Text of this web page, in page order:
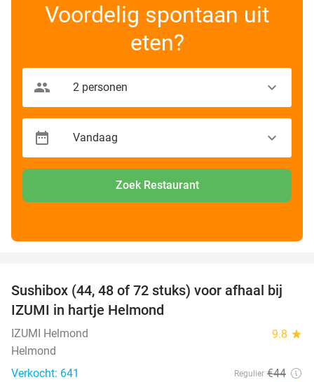
Voordelig spontaan uit
eten?
Zoek Restaurant
45%
Sushibox (44, 48 of 72 stuks) voor afhaal bij
IZUMI in hartje Helmond
IZUMI Helmond 9.8 star
Helmond
Verkocht: 641
Regulier €44